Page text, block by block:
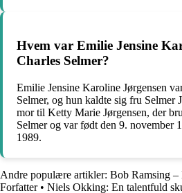
Hvem var Emilie Jensine
Charles Selmer?
Emilie Jensine Karoline Jørgensen
Selmer, og hun kaldte sig fru Selmer
mor til Ketty Marie Jørgensen, der
Selmer og var født den 9. november
1989.
Andre populære artikler: Bob Ramsing
Forfatter• Niels Okking: En talentfuld